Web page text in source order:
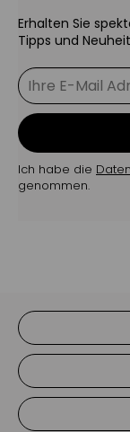
Erhalten Sie
Tipps und
Ich habe die
genommen.